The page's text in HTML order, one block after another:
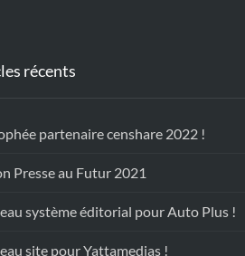
récents
partenaire censhare 2022 !
Presse au Futur 2021
système éditorial pour Auto Plus !
site pour Yattamedias !